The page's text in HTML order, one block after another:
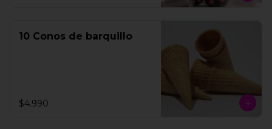
10 Conos de barquillo
$4.990